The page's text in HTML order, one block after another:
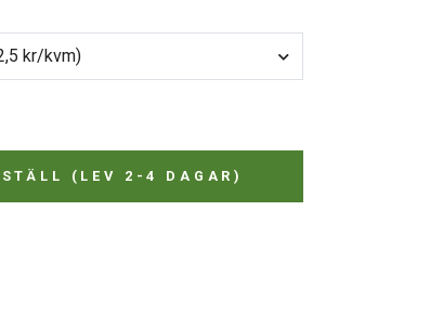
kvm (962,5 kr/kvm)
(LEV 2-4 DAGAR)